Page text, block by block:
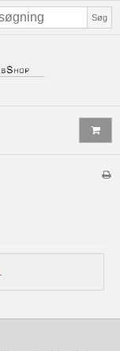
Søg